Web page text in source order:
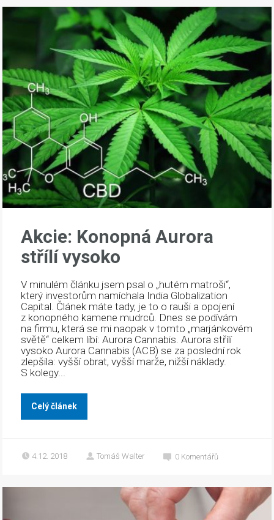
Akcie: Konopná Aurora
střílí vysoko
V minulém článku jsem psal o „hutém matroši“,
který investorům namíchala India Globalization
Capital. Článek máte tady, je to o rauši a opojení
z konopného kamene mudrců. Dnes se podívám
na firmu, která se mi naopak v tomto „marjánkovém
světě“ celkem líbí: Aurora Cannabis. Aurora střílí
vysoko Aurora Cannabis (ACB) se za poslední rok
zlepšila: vyšší obrat, vyšší marže, nižší náklady.
S kolegy...
Celý článek
4.12. 2018 Tomáš Walter 0 Komentářů